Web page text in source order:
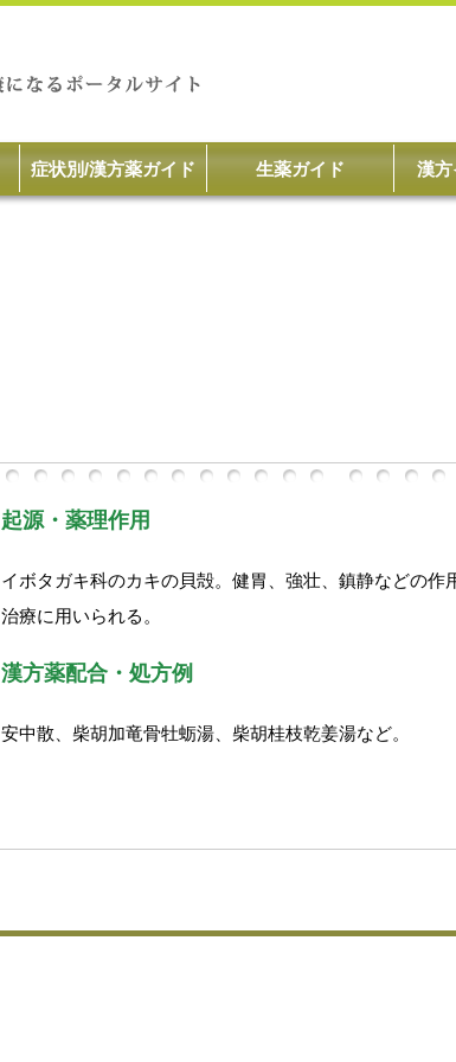
症状別/漢方薬ガイド 生薬ガイド 漢
起源・薬理作用
イボタガキ科のカキの貝殻。健胃、強壮、鎮静などの作
治療に用いられる。
漢方薬配合・処方例
安中散、柴胡加竜骨牡蛎湯、柴胡桂枝乾姜湯など。